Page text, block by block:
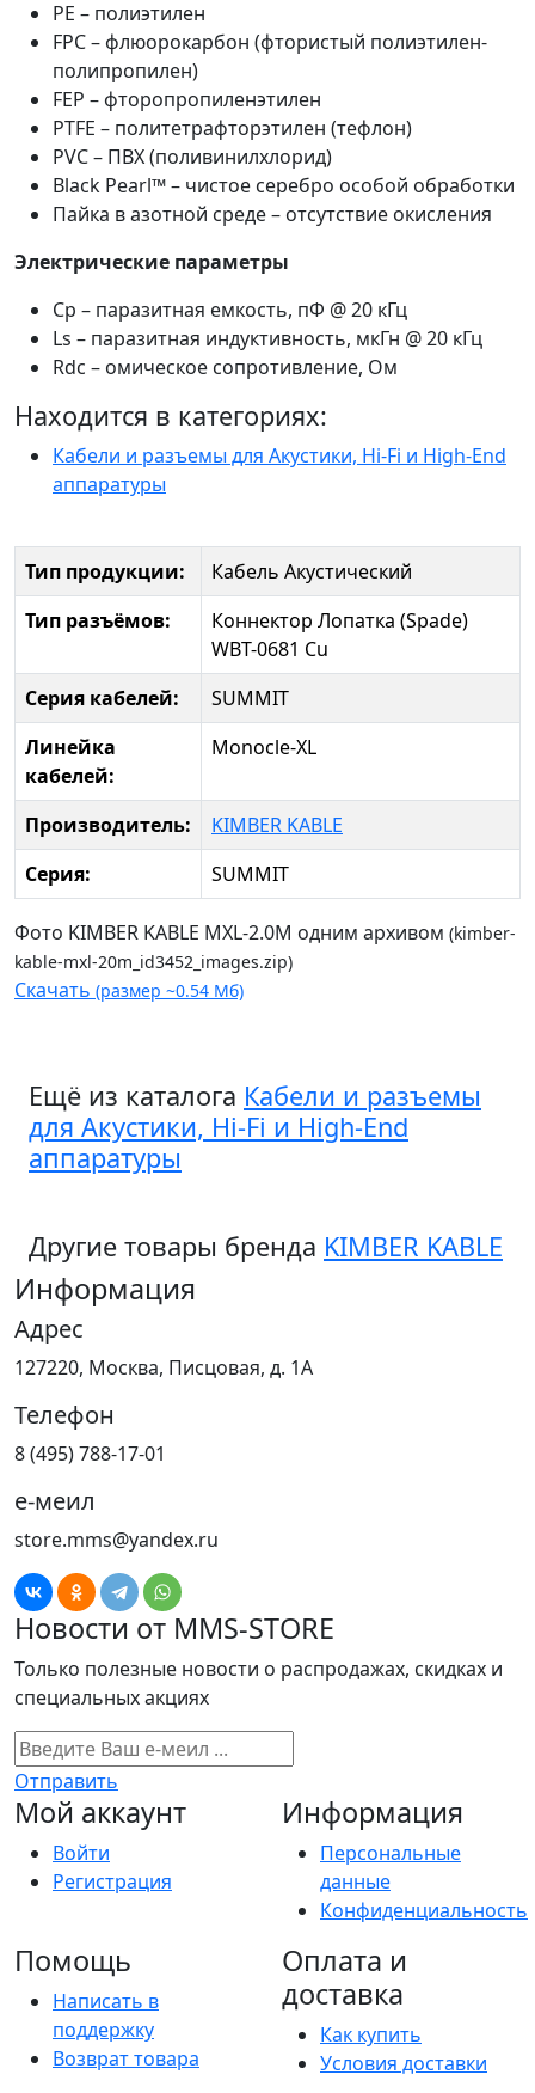
PE – полиэтилен
FPC – флюорокарбон (фтористый полиэтилен-
полипропилен)
FEP – фторопропиленэтилен
PTFE – политетрафторэтилен (тефлон)
PVC – ПВХ (поливинилхлорид)
Black Pearl™ – чистое серебро особой обработки
Пайка в азотной среде – отсутствие окисления
Электрические параметры
Сp – паразитная емкость, пФ @ 20 кГц
Ls – паразитная индуктивность, мкГн @ 20 кГц
Rdc – омическое сопротивление, Ом
Находится в категориях:
Кабели и разъемы для Акустики, Hi-Fi и High-End
аппаратуры
Тип продукции:
Кабель Акустический
Тип разъёмов:
Коннектор Лопатка (Spade)
WBT-0681 Cu
Серия кабелей:
SUMMIT
Линейка
кабелей:
Monocle-XL
Производитель:
KIMBER KABLE
Серия:
SUMMIT
Фото KIMBER KABLE MXL-2.0M одним архивом (kimber-
kable-mxl-20m_id3452_images.zip)
Скачать (размер ~0.54 Мб)
Ещё из каталога Кабели и разъемы
для Акустики, Hi-Fi и High-End
аппаратуры
Другие товары бренда KIMBER KABLE
Информация
Адрес
127220, Москва, Писцовая, д. 1А
Телефон
8 (495) 788-17-01
е-меил
store.mms@yandex.ru
Новости от MMS-STORE
Только полезные новости о распродажах, скидках и
специальных акциях
Отправить
Мой аккаунт
Войти
Регистрация
Информация
Персональные
данные
Конфиденциальность
Помощь
Написать в
поддержку
Возврат товара
Оплата и
доставка
Как купить
Условия доставки